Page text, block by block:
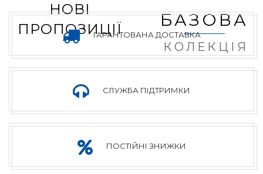
НОВІ
ПРОПОЗИЦІЇ
БАЗОВА
КОЛЕКЦІЯ
ГАРАНТОВАНА ДОСТАВКА
СЛУЖБА ПІДТРИМКИ
ПОСТІЙНІ ЗНИЖКИ